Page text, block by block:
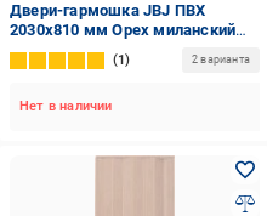
Двери-гармошка JBJ ПВХ
2030x810 мм Орех миланский
(301120230901)
1 2 варианта
Нет в наличии